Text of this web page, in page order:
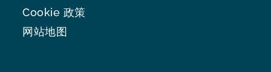
Cookie 政策
网站地图